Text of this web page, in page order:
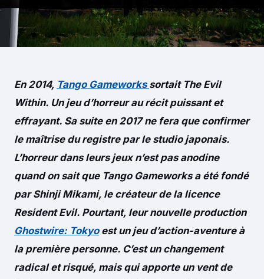
En 2014, Tango Gameworkssortait The Evil
Within. Un jeu d’horreur au récit puissant et
effrayant. Sa suite en 2017 ne fera que confirmer
le maîtrise du registre par le studio japonais.
L’horreur dans leurs jeux n’est pas anodine
quand on sait que Tango Gameworks a été fondé
par Shinji Mikami, le créateur de la licence
Resident Evil. Pourtant, leur nouvelle production
Ghostwire: Tokyoest un jeu d’action-aventure à
la première personne. C’est un changement
radical et risqué, mais qui apporte un vent de